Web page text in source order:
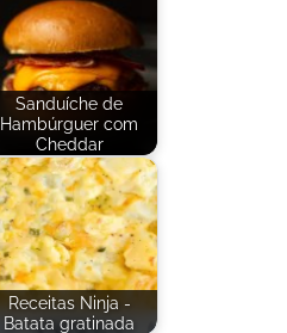
Sanduíche de
Hambúrguer com
Cheddar
Receitas Ninja -
Batata gratinada